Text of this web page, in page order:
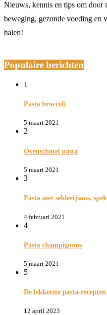
Nieuws, kennis en tips om door
beweging, gezonde voeding en
halen!
Populaire berichten
1
Pasta broccoli
5 maart 2021
2
Ovenschotel pasta
5 maart 2021
3
Pasta met selderijsaus,
4 februari 2021
4
Pasta champignons
5 maart 2021
5
De lekkerste pasta-recepten
12 april 2023